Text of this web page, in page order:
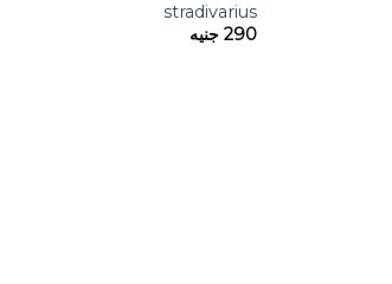
stradivarius
290 جنيه